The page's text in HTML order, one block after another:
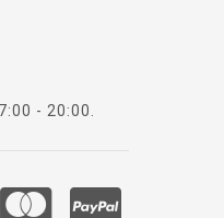
- 20:00.